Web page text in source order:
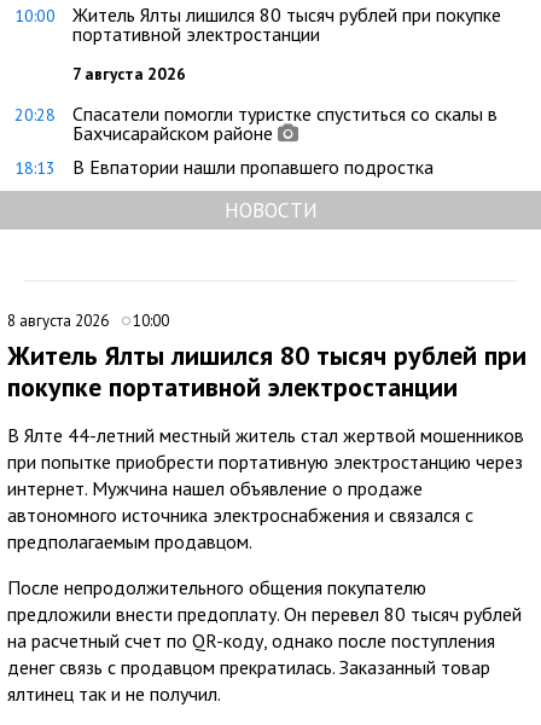
10:00
Житель Ялты лишился 80 тысяч рублей при покупке
портативной электростанции
7 августа 2026
20:28
Спасатели помогли туристке спуститься со скалы в
Бахчисарайском районе
18:13 В Евпатории нашли пропавшего подростка
НОВОСТИ
8 августа 2026 10:00
Житель Ялты лишился 80 тысяч рублей при
покупке портативной электростанции
В Ялте 44-летний местный житель стал жертвой мошенников
при попытке приобрести портативную электростанцию через
интернет. Мужчина нашел объявление о продаже
автономного источника электроснабжения и связался с
предполагаемым продавцом.
После непродолжительного общения покупателю
предложили внести предоплату. Он перевел 80 тысяч рублей
на расчетный счет по QR-коду, однако после поступления
денег связь с продавцом прекратилась. Заказанный товар
ялтинец так и не получил.